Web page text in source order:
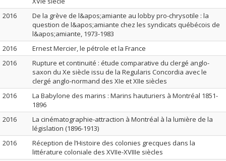
2016
De la grève de l&apos;amiante au lobby pro-chrysotile : la
question de l&apos;amiante chez les syndicats québécois de
l&apos;amiante, 1973-1983
2016
Ernest Mercier, le pétrole et la France
2016
Rupture et continuité : étude comparative du clergé anglo-
saxon du Xe siècle issu de la Regularis Concordia avec le
clergé anglo-normand des XIe et XIIe siècles
2016
La Babylone des marins : Marins hauturiers à Montréal 1851-
1896
2016
La cinématographie-attraction à Montréal à la lumière de la
législation (1896-1913)
2016
Réception de l’Histoire des colonies grecques dans la
littérature coloniale des XVIIe-XVIIIe siècles